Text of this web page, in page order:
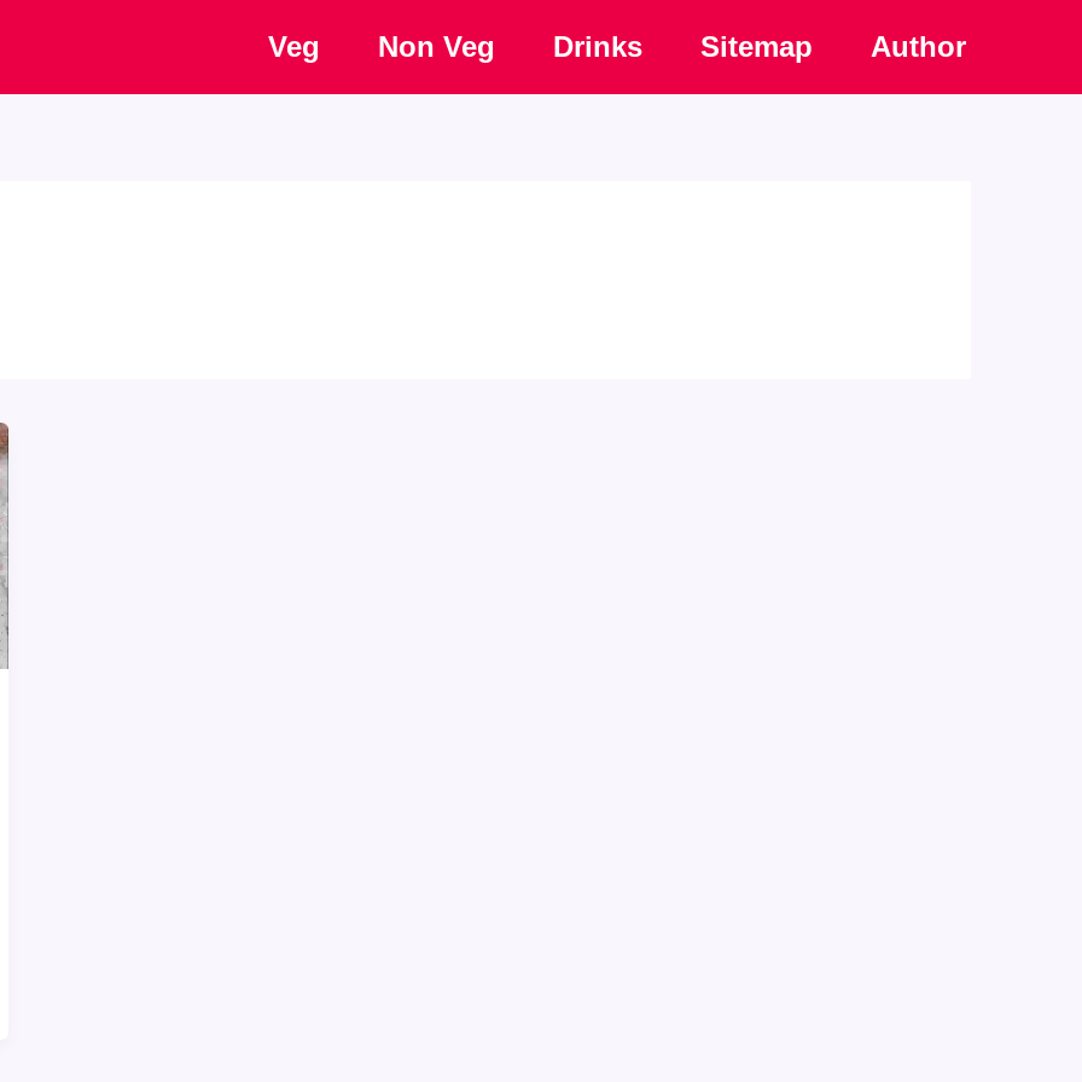
Veg Non Veg Drinks Sitemap Author